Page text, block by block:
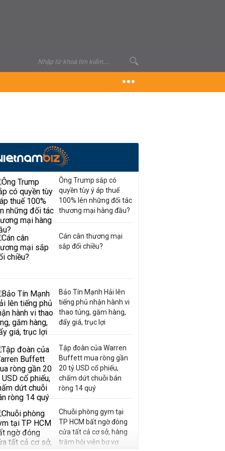
Ông Trump sắp có
quyền tùy ý áp thuế
100% lên những đối tác
thương mại hàng đầu?
Cán cân thương mại
sắp đổi chiều?
Bảo Tín Mạnh Hải lên
tiếng phủ nhận hành vi
thao túng, găm hàng,
đẩy giá, trục lợi
Tập đoàn của Warren
Buffett mua ròng gần
20 tỷ USD cổ phiếu,
chấm dứt chuỗi bán
ròng 14 quý
Chuỗi phòng gym tại
TP HCM bất ngờ đóng
cửa tất cả cơ sở, hàng
trăm hội viên bơ vơ